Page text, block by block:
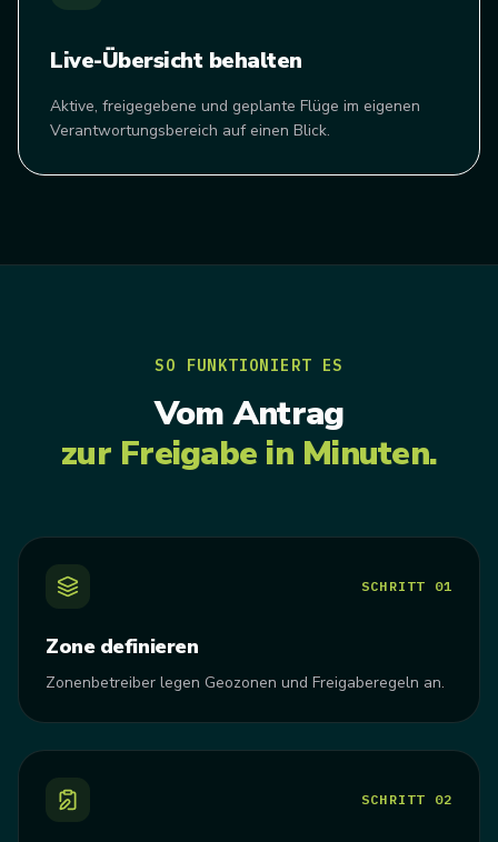
Live-Übersicht behalten
Aktive, freigegebene und geplante Flüge im eigenen
Verantwortungsbereich auf einen Blick.
SO FUNKTIONIERT ES
Vom Antrag
zur Freigabe in Minuten.
SCHRITT 01
Zone definieren
Zonenbetreiber legen Geozonen und Freigaberegeln an.
SCHRITT 02